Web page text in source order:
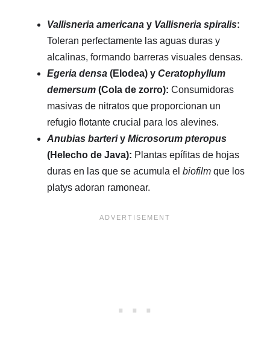
Vallisneria americana y Vallisneria spiralis:
Toleran perfectamente las aguas duras y
alcalinas, formando barreras visuales densas.
Egeria densa (Elodea) y Ceratophyllum
demersum (Cola de zorro): Consumidoras
masivas de nitratos que proporcionan un
refugio flotante crucial para los alevines.
Anubias barteriy Microsorum pteropus
(Helecho de Java): Plantas epífitas de hojas
duras en las que se acumula el biofilm que los
platys adoran ramonear.